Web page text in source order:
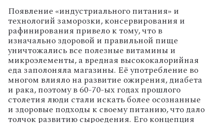
Появление «индустриального питания» и
технологий заморозки, консервирования и
рафинирования привело к тому, что в
изначально здоровой и правильной пище
уничтожались все полезные витамины и
микроэлементы, а вредная высококалорийная
еда заполоняла магазины. Её употребление во
многом влияло на развитие ожирения, диабета
и рака, поэтому в 60-70-ых годах прошлого
столетия люди стали искать более осознанные
и здоровые подходы к своему питанию, что дало
толчок развитию сыроедения. Его концепция